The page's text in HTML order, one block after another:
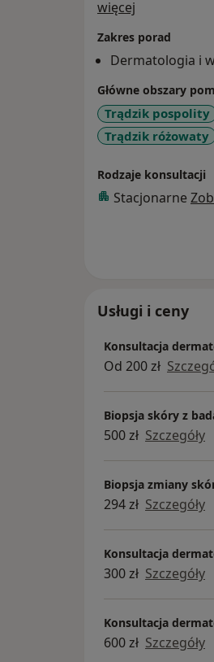
więcej
Zakres porad
Dermatologia i
Główne obszary
Trądzik pospolity
Trądzik różowaty
Rodzaje konsultacji
Stacjonarne
Usługi i ceny
Konsultacja
Od 200 zł
Biopsja skóry z
500 zł Szczegóły
Biopsja zmiany
294 zł Szczegóły
Konsultacja
300 zł Szczegóły
Konsultacja
600 zł Szczegóły